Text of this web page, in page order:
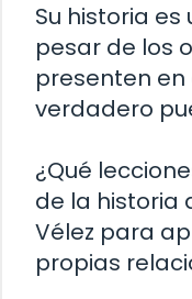
Su historia
pesar de los
presenten
verdadero
¿Qué
de la historia
Vélez para
propias